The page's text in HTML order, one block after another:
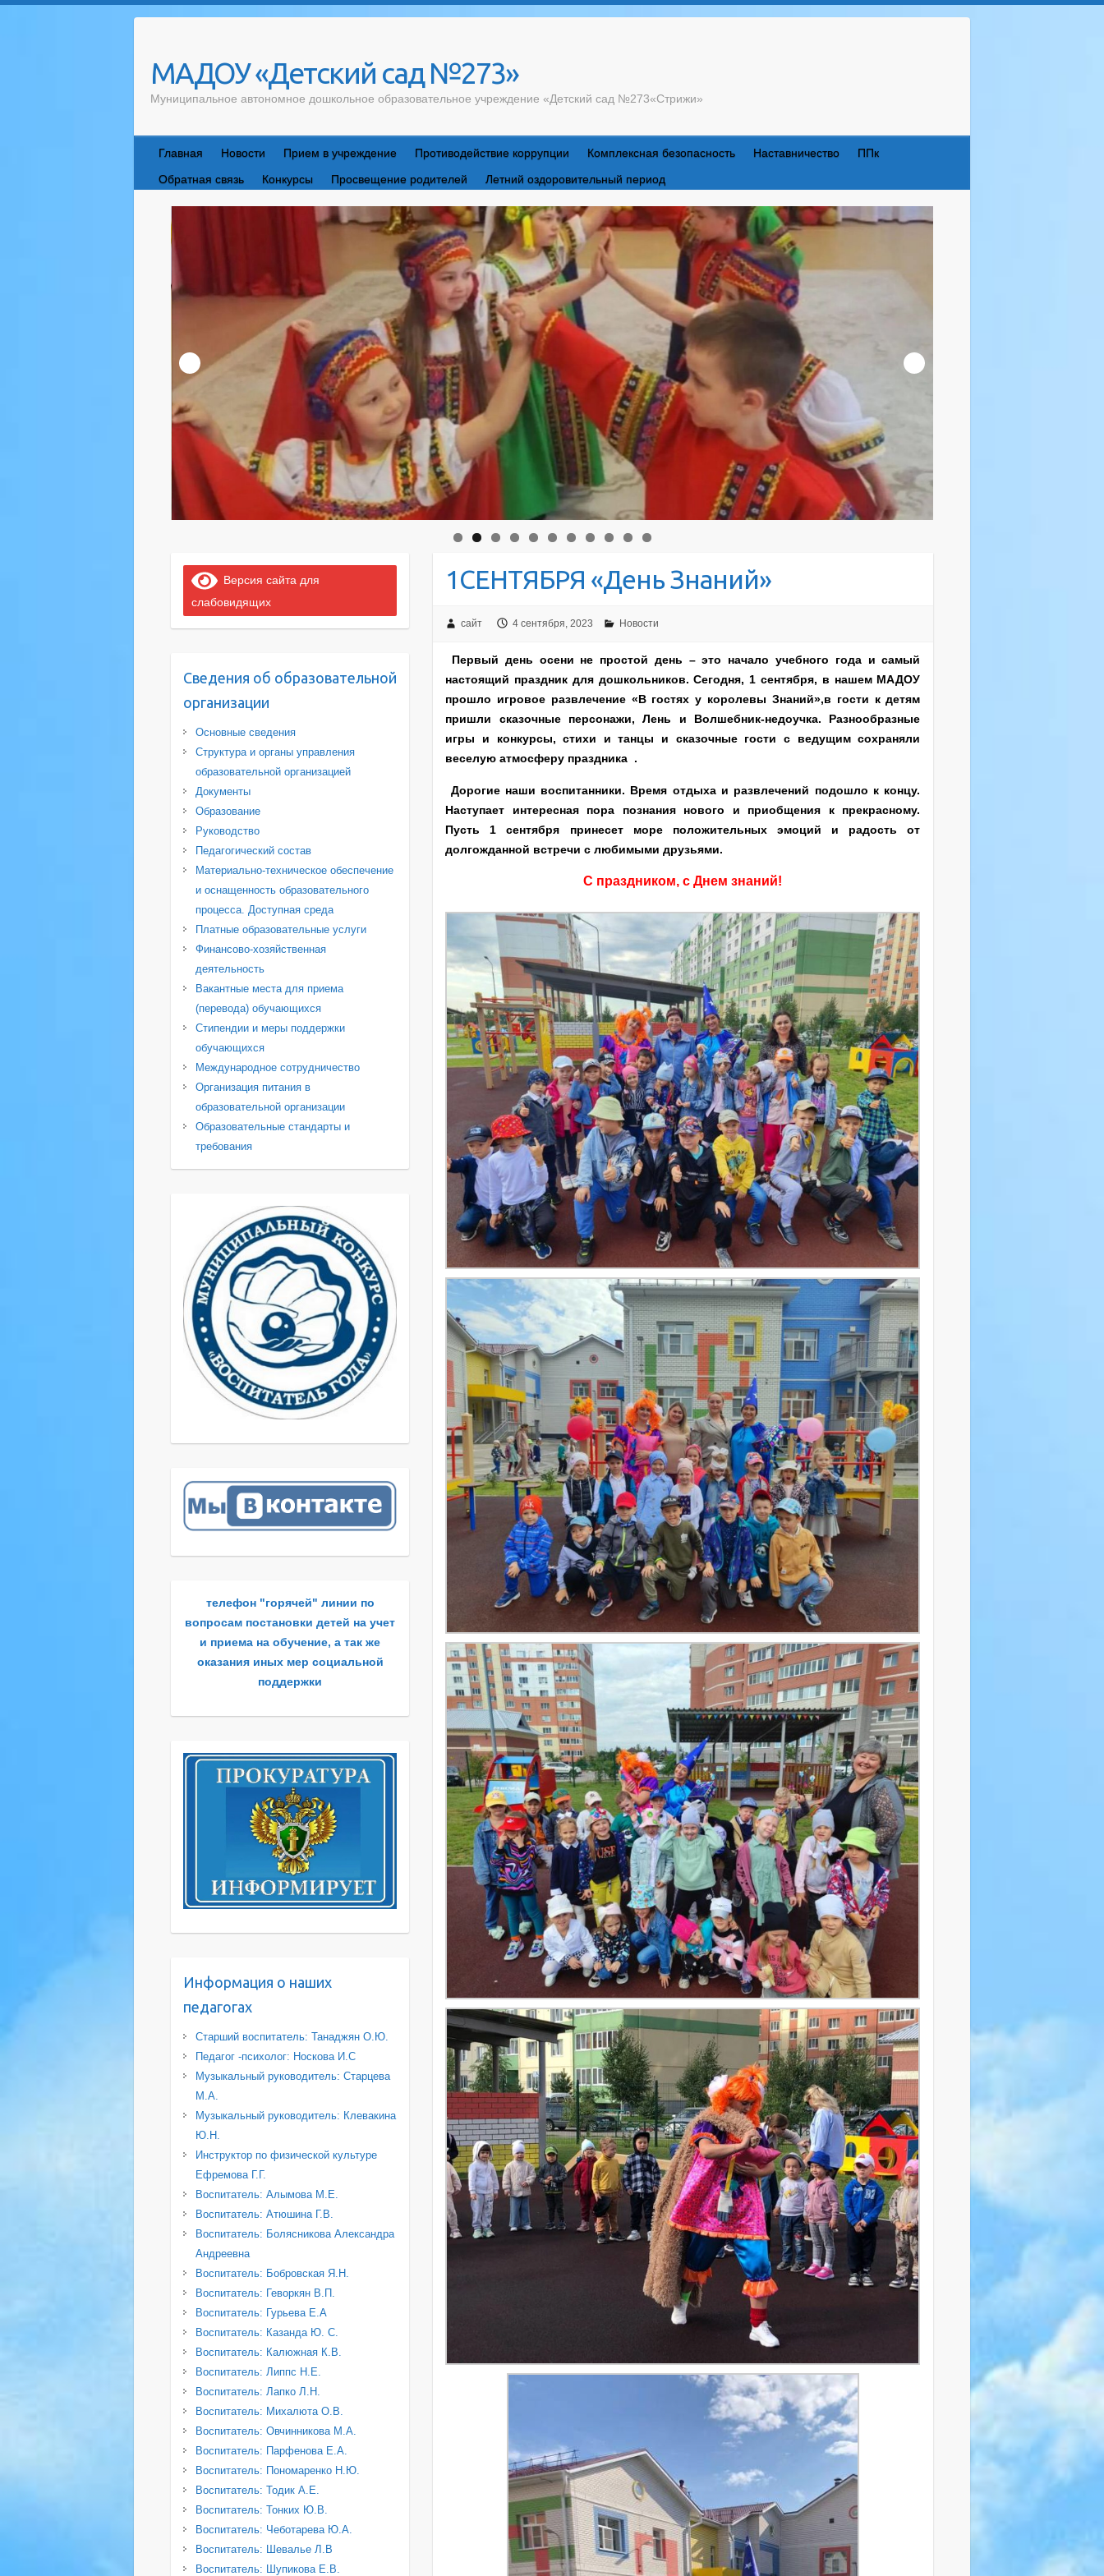
МАДОУ «Детский сад №273»
Муниципальное автономное дошкольное образовательное учреждение «Детский сад №273«Стрижи»
Главная Новости Прием в учреждение Противодействие коррупции Комплексная безопасность Наставничество
ППк
Обратная связь
Конкурсы Просвещение родителей Летний оздоровительный период
1СЕНТЯБРЯ «День Знаний»
сайт 4 сентября, 2023 Новости
Первый день осени не простой день – это начало учебного года и самый
настоящий праздник для дошкольников. Сегодня, 1 сентября, в нашем МАДОУ
прошло игровое развлечение «В гостях у королевы Знаний»,в гости к детям
пришли сказочные персонажи, Лень и Волшебник-недоучка. Разнообразные
игры и конкурсы, стихи и танцы и сказочные гости с ведущим сохраняли
веселую атмосферу праздника .
Дорогие наши воспитанники. Время отдыха и развлечений подошло к концу.
Наступает интересная пора познания нового и приобщения к прекрасному.
Пусть 1 сентября принесет море положительных эмоций и радость от
долгожданной встречи с любимыми друзьями.
С праздником, с Днем знаний!
Версия сайта для
слабовидящих
Сведения об образовательной
организации
Основные сведения
Структура и органы управления
образовательной организацией
Документы
Образование
Руководство
Педагогический состав
Материально-техническое обеспечение
и оснащенность образовательного
процесса. Доступная среда
Платные образовательные услуги
Финансово-хозяйственная
деятельность
Вакантные места для приема
(перевода) обучающихся
Стипендии и меры поддержки
обучающихся
Международное сотрудничество
Организация питания в
образовательной организации
Образовательные стандарты и
требования
телефон "горячей" линии по
вопросам постановки детей на учет
и приема на обучение, а так же
оказания иных мер социальной
поддержки
Информация о наших
педагогах
Старший воспитатель: Танаджян О.Ю.
Педагог -психолог: Носкова И.С
Музыкальный руководитель: Старцева
М.А.
Музыкальный руководитель: Клевакина
Ю.Н.
Инструктор по физической культуре
Ефремова Г.Г.
Воспитатель: Алымова М.Е.
Воспитатель: Атюшина Г.В.
Воспитатель: Болясникова Александра
Андреевна
Воспитатель: Бобровская Я.Н.
Воспитатель: Геворкян В.П.
Воспитатель: Гурьева Е.А
Воспитатель: Казанда Ю. С.
Воспитатель: Калюжная К.В.
Воспитатель: Липпс Н.Е.
Воспитатель: Лапко Л.Н.
Воспитатель: Михалюта О.В.
Воспитатель: Овчинникова М.А.
Воспитатель: Парфенова Е.А.
Воспитатель: Пономаренко Н.Ю.
Воспитатель: Тодик А.Е.
Воспитатель: Тонких Ю.В.
Воспитатель: Чеботарева Ю.А.
Воспитатель: Шевалье Л.В
Воспитатель: Шупикова Е.В.